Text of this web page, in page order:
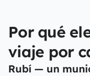
Por qué
viaje por
Rubí — un